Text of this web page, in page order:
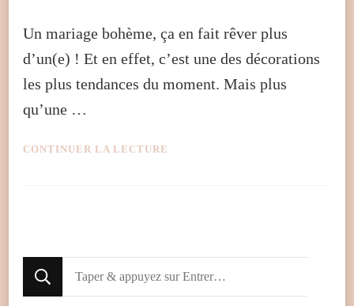
Un mariage bohème, ça en fait rêver plus
d’un(e) ! Et en effet, c’est une des décorations
les plus tendances du moment. Mais plus
qu’une …
CONTINUER LA LECTURE
Looking
for